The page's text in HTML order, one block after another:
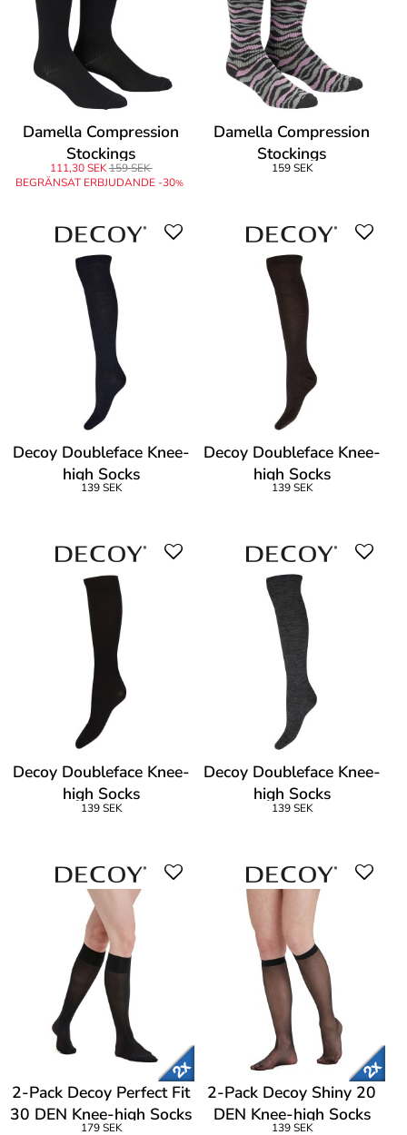
Damella Compression
Stockings
111,30 SEK159 SEK
BEGRÄNSAT ERBJUDANDE -30%
Damella Compression
Stockings
159 SEK
Decoy Doubleface Knee-
high Socks
139 SEK
Decoy Doubleface Knee-
high Socks
139 SEK
Decoy Doubleface Knee-
high Socks
139 SEK
Decoy Doubleface Knee-
high Socks
139 SEK
2-Pack Decoy Perfect Fit
30 DEN Knee-high Socks
179 SEK
2-Pack Decoy Shiny 20
DEN Knee-high Socks
139 SEK